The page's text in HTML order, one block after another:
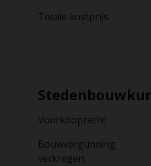
Totale kostprijs
Voorkooprecht
Bouwvergunning
verkregen